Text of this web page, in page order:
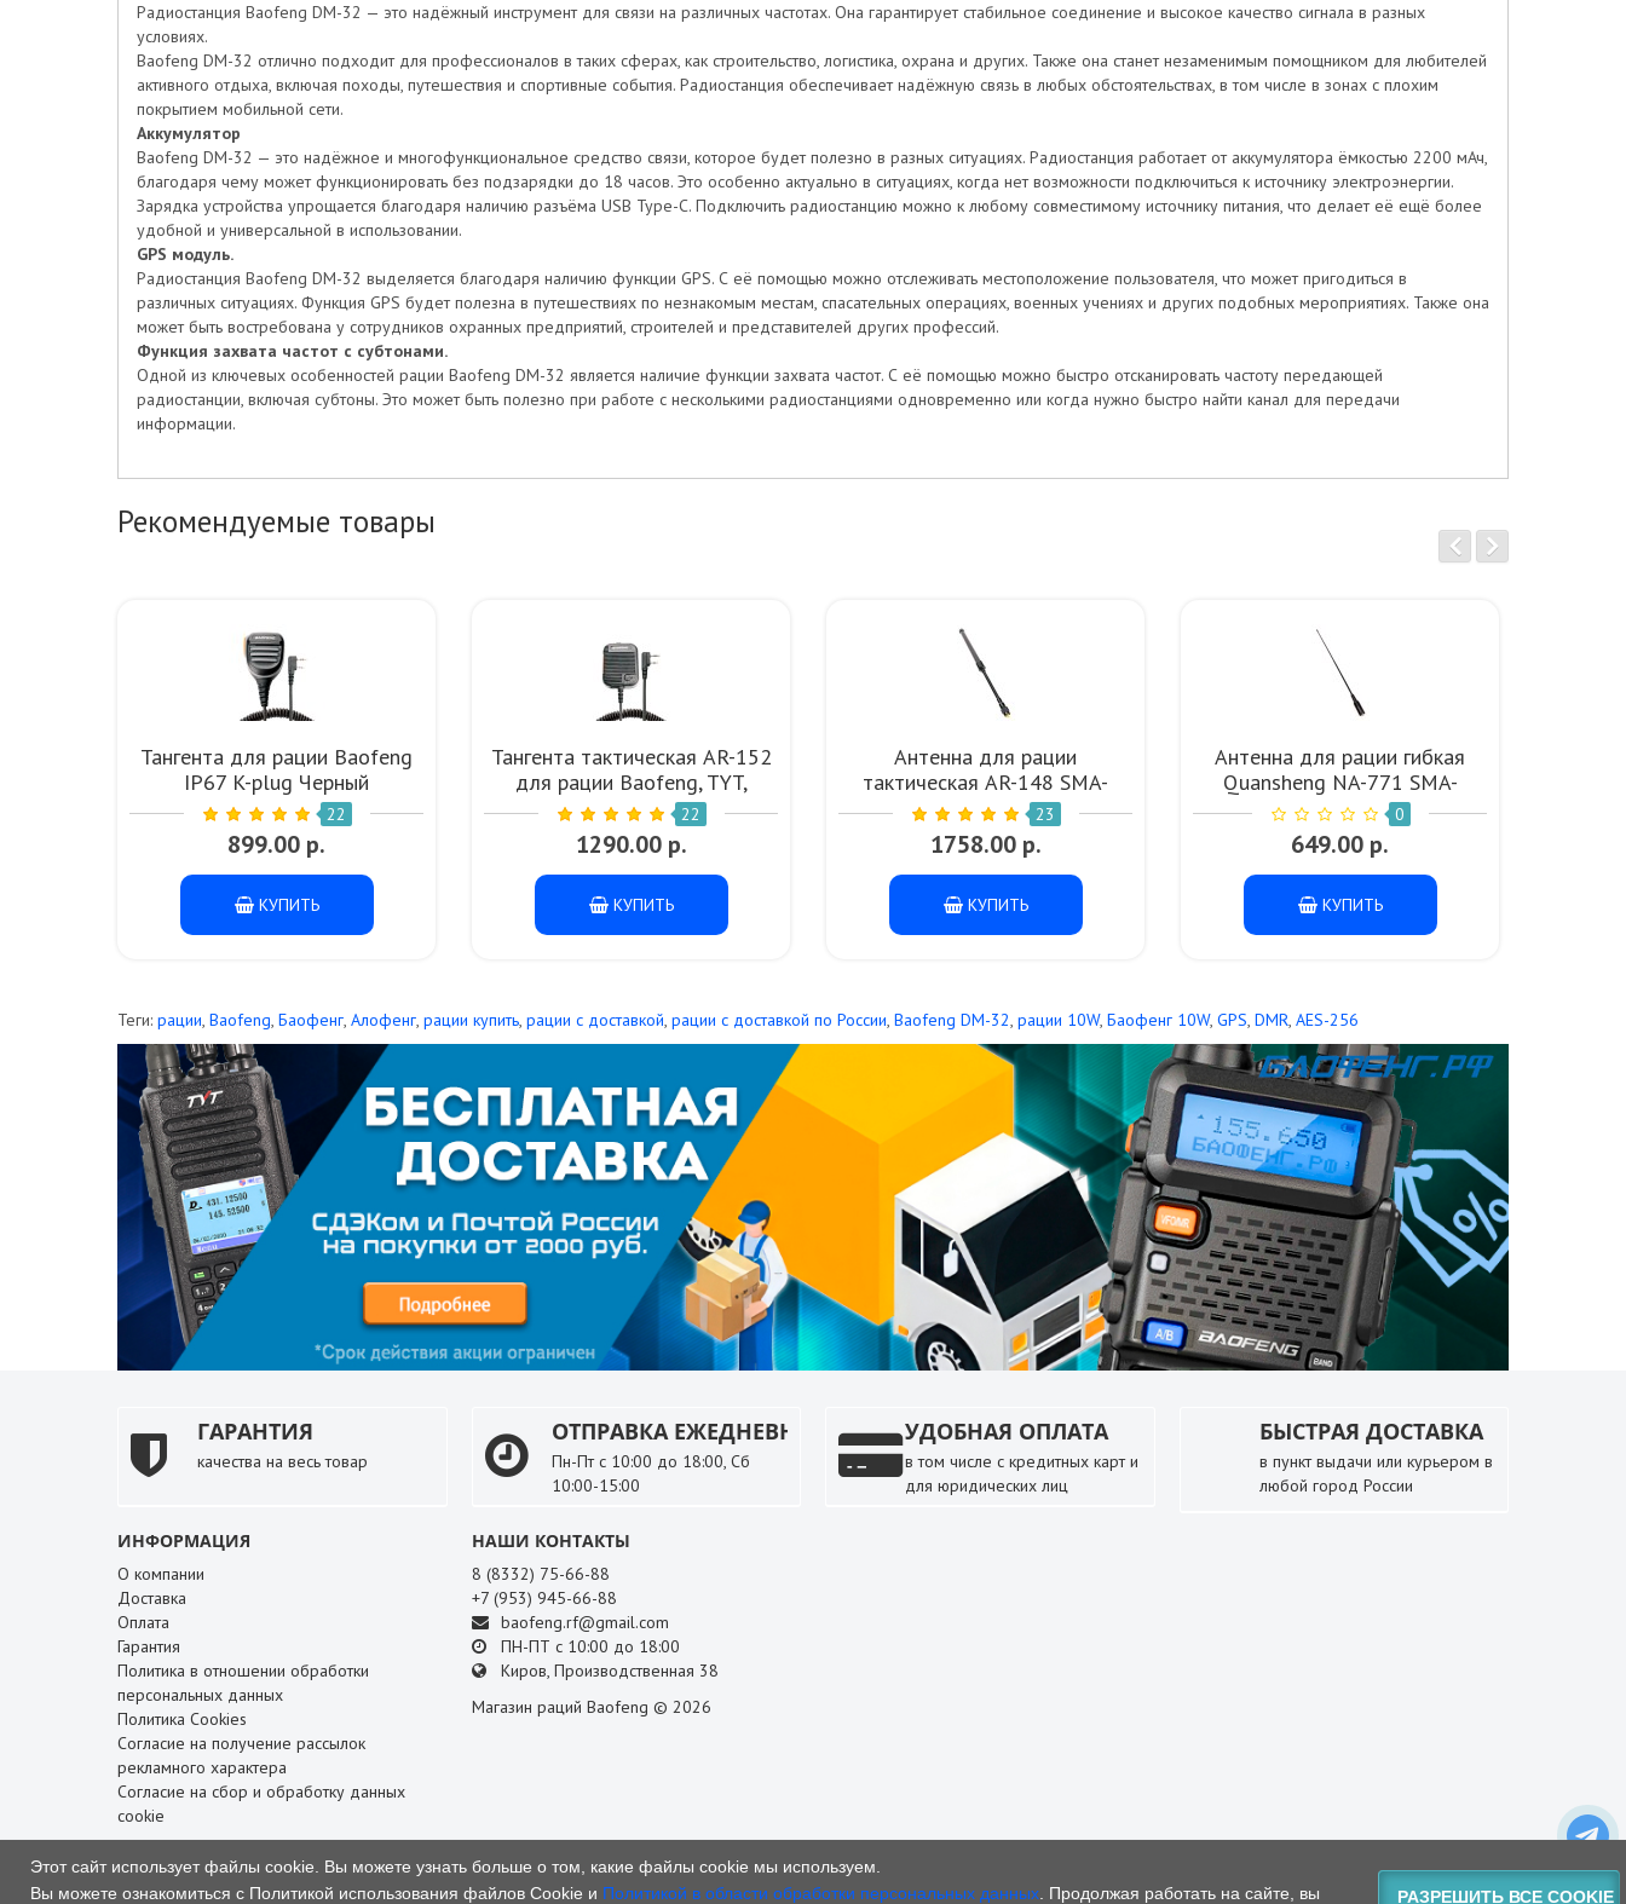
Радиостанция Baofeng DM-32 — это надёжный инструмент для связи на различных частотах. Она гарантирует стабильное соединение и высокое качество сигнала в разных
условиях.
Baofeng DM-32 отлично подходит для профессионалов в таких сферах, как строительство, логистика, охрана и других. Также она станет незаменимым помощником для любителей
активного отдыха, включая походы, путешествия и спортивные события. Радиостанция обеспечивает надёжную связь в любых обстоятельствах, в том числе в зонах с плохим
покрытием мобильной сети.
Аккумулятор
Baofeng DM-32 — это надёжное и многофункциональное средство связи, которое будет полезно в разных ситуациях. Радиостанция работает от аккумулятора ёмкостью 2200 мАч,
благодаря чему может функционировать без подзарядки до 18 часов. Это особенно актуально в ситуациях, когда нет возможности подключиться к источнику электроэнергии.
Зарядка устройства упрощается благодаря наличию разъёма USB Type-C. Подключить радиостанцию можно к любому совместимому источнику питания, что делает её ещё более
удобной и универсальной в использовании.
GPS модуль.
Радиостанция Baofeng DM-32 выделяется благодаря наличию функции GPS. С её помощью можно отслеживать местоположение пользователя, что может пригодиться в
различных ситуациях. Функция GPS будет полезна в путешествиях по незнакомым местам, спасательных операциях, военных учениях и других подобных мероприятиях. Также она
может быть востребована у сотрудников охранных предприятий, строителей и представителей других профессий.
Функция захвата частот с субтонами.
Одной из ключевых особенностей рации Baofeng DM-32 является наличие функции захвата частот. С её помощью можно быстро отсканировать частоту передающей
радиостанции, включая субтоны. Это может быть полезно при работе с несколькими радиостанциями одновременно или когда нужно быстро найти канал для передачи
информации.
Рекомендуемые товары
Тангента для рации Baofeng
IP67 K-plug Черный
22
899.00 р.
КУПИТЬ
Тангента тактическая AR-152
для рации Baofeng, TYT,
Quansheng K-Plug Черный
22
1290.00 р.
КУПИТЬ
Антенна для рации
тактическая AR-148 SMA-
Female UHF VHF
23
1758.00 р.
КУПИТЬ
Антенна для рации гибкая
Quansheng NA-771 SMA-
Female UHF VHF
0
649.00 р.
КУПИТЬ
Теги: рации, Baofeng, Баофенг, Алофенг, рации купить, рации с доставкой, рации с доставкой по России, Baofeng DM-32, рации 10W, Баофенг 10W, GPS, DMR, AES-256
ГАРАНТИЯ
качества на весь товар
ОТПРАВКА ЕЖЕДНЕВНО
Пн-Пт с 10:00 до 18:00, Сб
10:00-15:00
УДОБНАЯ ОПЛАТА
в том числе с кредитных карт и
для юридических лиц
БЫСТРАЯ ДОСТАВКА
в пункт выдачи или курьером в
любой город России
ИНФОРМАЦИЯ
О компании
Доставка
Оплата
Гарантия
Политика в отношении обработки
персональных данных
Политика Cookies
Согласие на получение рассылок
рекламного характера
Согласие на сбор и обработку данных
cookie
Связаться с нами
НАШИ КОНТАКТЫ
8 (8332) 75-66-88
+7 (953) 945-66-88
baofeng.rf@gmail.com
ПН-ПТ с 10:00 до 18:00
Киров, Производственная 38
Магазин раций Baofeng © 2026
Этот сайт использует файлы cookie. Вы можете узнать больше о том, какие файлы cookie мы используем.
Вы можете ознакомиться с Политикой использования файлов Cookie и Политикой в области обработки персональных данных . Продолжая работать на сайте, вы РАЗРЕШИТЬ ВСЕ COOKIE